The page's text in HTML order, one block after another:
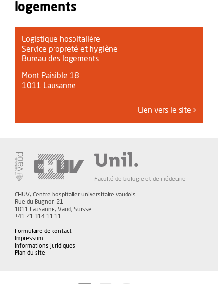
logements
Logistique hospitalière
Service propreté et hygiène
Bureau des logements
Mont Paisible 18
1011 Lausanne
Lien vers le site
Faculté de biologie et de médecine
CHUV, Centre hospitalier universitaire vaudois
Rue du Bugnon 21
1011 Lausanne, Vaud, Suisse
+41 21 314 11 11
Formulaire de contact
Impressum
Informations juridiques
Plan du site